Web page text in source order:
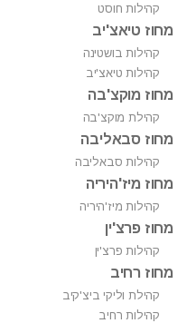
קהילות חוסט
מחוז טיאצ'יב
קהילות בושטינה
קהילות טיאצ'יב
מחוז מוקצ'בה
קהילת מוקצ'בה
מחוז סבאליבה
קהילות סבאליבה
מחוז מיז'היריה
קהילות מיז'היריה
מחוז פרצ'ין
קהילות פרצ'ין
מחוז רחיב
קהילת וליקי ביצ'קיב
קהילות רחיב